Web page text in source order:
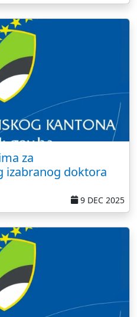
za
izabranog doktora
9 DEC 2025